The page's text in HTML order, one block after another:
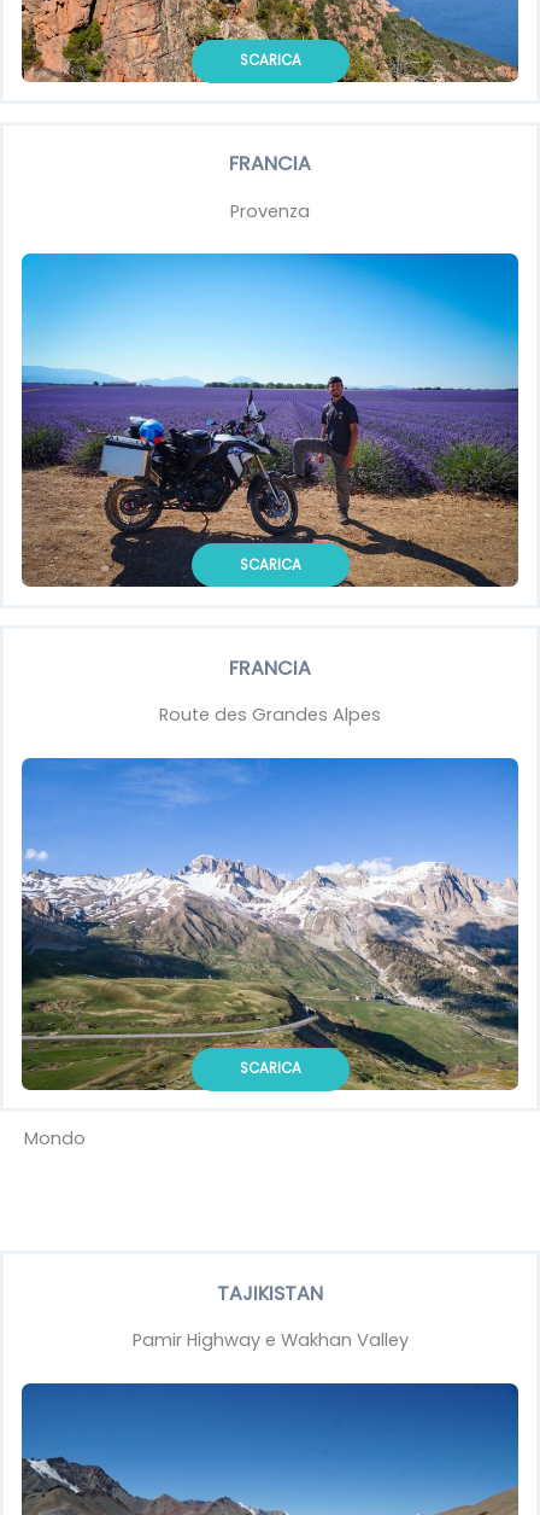
SCARICA
FRANCIA
Provenza
SCARICA
FRANCIA
Route des Grandes Alpes
SCARICA
Mondo
TAJIKISTAN
Pamir Highway e Wakhan Valley